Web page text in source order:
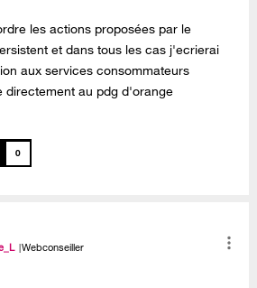
les actions proposées par le
et dans tous les cas j'ecrierai
aux services consommateurs
au pdg d'orange
0
Webconseiller